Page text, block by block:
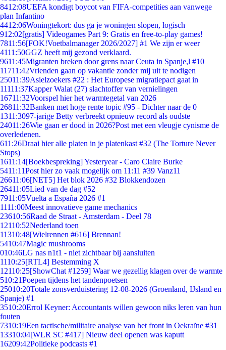
8412:08UEFA kondigt boycot van FIFA-competities aan vanwege
plan Infantino
4412:06Woningtekort: dus ga je woningen slopen, logisch
912:02[gratis] Videogames Part 9: Gratis en free-to-play games!
7811:56[FOK!Voetbalmanager 2026/2027] #1 We zijn er weer
4111:50GGZ heeft mij gezond verklaard.
9611:45Migranten breken door grens naar Ceuta in Spanje,l #10
11711:42Vrienden gaan op vakantie zonder mij uit te nodigen
25011:39Asielzoekers #22 : Het Europese migratiepact gaat in
11111:37Kapper Walat (27) slachtoffer van vernielingen
16711:32Voorspel hier het warmtegetal van 2026
26811:32Banken met hoge rente topic #95 - Dichter naar de 0
1311:3097-jarige Betty verbreekt opnieuw record als oudste
24011:26Wie gaan er dood in 2026?Post met een vleugje cynisme de
overledenen.
611:26Draai hier alle platen in je platenkast #32 (The Torture Never
Stops)
1611:14[Boekbespreking] Yesteryear - Caro Claire Burke
5411:11Post hier zo vaak mogelijk om 11:11 #39 Vanz11
26611:06[NET5] Het blok 2026 #32 Blokkendozen
26411:05Lied van de dag #52
7911:05Vuelta a España 2026 #1
1111:00Meest innovatieve game mechanics
23610:56Raad de Straat - Amsterdam - Deel 78
12110:52Nederland toen
11310:48[Wielrennen #616] Brennan!
5410:47Magic mushrooms
010:46LG nas n1t1 - niet zichtbaar bij aansluiten
1110:25[RTL4] Bestemming X
12110:25[ShowChat #1259] Waar we gezellig klagen over de warmte
510:21Poepen tijdens het tandenpoetsen
25010:20Totale zonsverduistering 12-08-2026 (Groenland, IJsland en
Spanje) #1
3510:20Errol Keyner: Accountants willen gewoon niks leren van hun
fouten
7310:19Een tactische/militaire analyse van het front in Oekraïne #31
13310:04[WLR SC #417] Nieuw deel openen was kaputt
16209:42Politieke podcasts #1